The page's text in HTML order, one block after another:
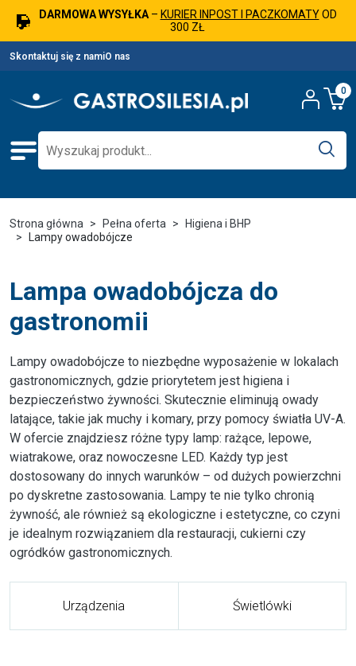
DARMOWA WYSYŁKA– KURIER INPOST I PACZKOMATYOD
300 ZŁ
Skontaktuj się z namiO nas
0
Strona główna Pełna oferta
Higiena i BHP
Lampy owadobójcze
Lampa owadobójcza do
gastronomii
Lampy owadobójcze to niezbędne wyposażenie w lokalach
gastronomicznych, gdzie priorytetem jest higiena i
bezpieczeństwo żywności. Skutecznie eliminują owady
latające, takie jak muchy i komary, przy pomocy światła UV-A.
W ofercie znajdziesz różne typy lamp: rażące, lepowe,
wiatrakowe, oraz nowoczesne LED. Każdy typ jest
dostosowany do innych warunków – od dużych powierzchni
po dyskretne zastosowania. Lampy te nie tylko chronią
żywność, ale również są ekologiczne i estetyczne, co czyni
je idealnym rozwiązaniem dla restauracji, cukierni czy
ogródków gastronomicznych.
Urządzenia Świetlówki